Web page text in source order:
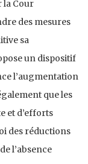
la Cour
des mesures
sa
un dispositif
l’augmentation
que les
et d’efforts
des réductions
l’absence